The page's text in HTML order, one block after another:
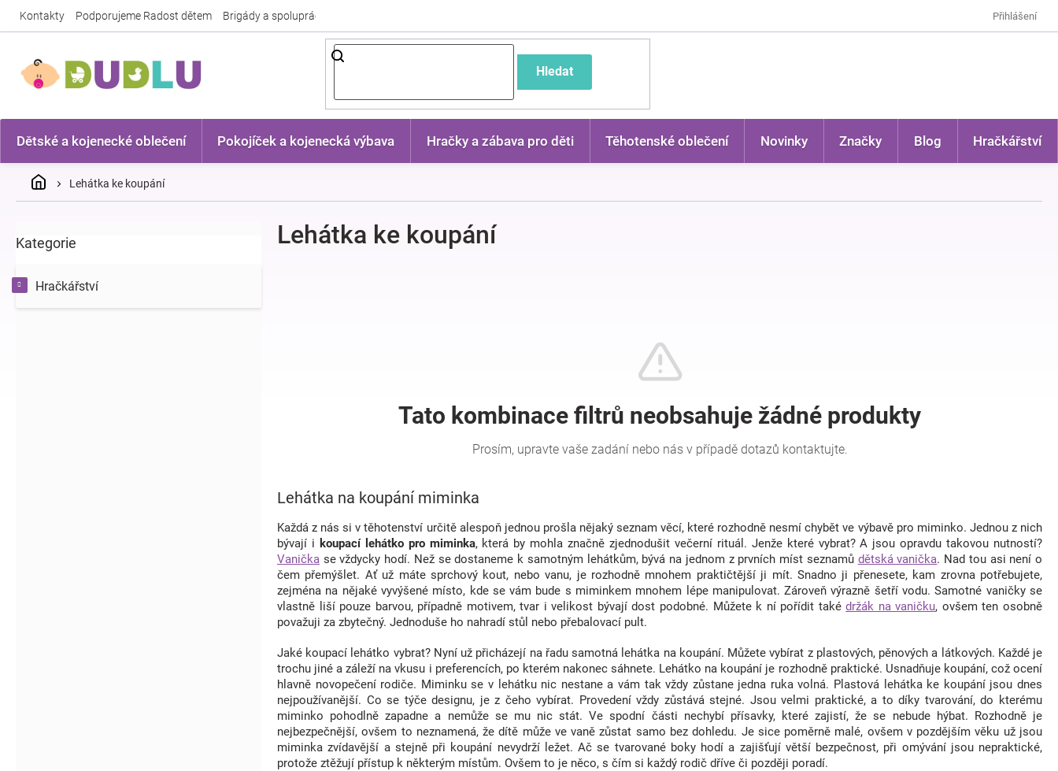
Kontakty Podporujeme Radost dětem Brigády a spolupráce Přihlášení
Hledat
Dětské a kojenecké oblečení Pokojíček a kojenecká výbava Hračky a zábava pro děti Těhotenské oblečení Novinky Značky Blog Hračkářství
DomůLehátka ke koupání
o
t
r
Přeskočit
Kategorie
Hračkářství
Lehátka ke koupání
Lehátka na koupání miminka
Každá z nás si v těhotenství určitě alespoň jednou prošla nějaký seznam věcí, které rozhodně nesmí chybět ve výbavě pro miminko. Jednou z nich
bývají i koupací lehátko pro miminka, která by mohla značně zjednodušit večerní rituál. Jenže které vybrat? A jsou opravdu takovou nutností?
Vanička se vždycky hodí. Než se dostaneme k samotným lehátkům, bývá na jednom z prvních míst seznamů dětská vanička. Nad tou asi není o
čem přemýšlet. Ať už máte sprchový kout, nebo vanu, je rozhodně mnohem praktičtější ji mít. Snadno ji přenesete, kam zrovna potřebujete,
zejména na nějaké vyvýšené místo, kde se vám bude s miminkem mnohem lépe manipulovat. Zároveň výrazně šetří vodu. Samotné vaničky se
vlastně liší pouze barvou, případně motivem, tvar i velikost bývají dost podobné. Můžete k ní pořídit takédržák na vaničku, ovšem ten osobně
považuji za zbytečný. Jednoduše ho nahradí stůl nebo přebalovací pult.
Jaké koupací lehátko vybrat? Nyní už přicházejí na řadu samotná lehátka na koupání. Můžete vybírat z plastových, pěnových a látkových. Každé je
trochu jiné a záleží na vkusu i preferencích, po kterém nakonec sáhnete. Lehátko na koupání je rozhodně praktické. Usnadňuje koupání, což ocení
hlavně novopečení rodiče. Miminku se v lehátku nic nestane a vám tak vždy zůstane jedna ruka volná. Plastová lehátka ke koupání jsou dnes
nejpoužívanější. Co se týče designu, je z čeho vybírat. Provedení vždy zůstává stejné. Jsou velmi praktické, a to díky tvarování, do kterému
miminko pohodlně zapadne a nemůže se mu nic stát. Ve spodní části nechybí přísavky, které zajistí, že se nebude hýbat. Rozhodně je
nejbezpečnější, ovšem to neznamená, že dítě může ve vaně zůstat samo bez dohledu. Je sice poměrně malé, ovšem v pozdějším věku už jsou
miminka zvídavější a stejně při koupání nevydrží ležet. Ač se tvarované boky hodí a zajišťují větší bezpečnost, při omývání jsou nepraktické,
protože ztěžují přístup k některým místům. Ovšem to je něco, s čím si každý rodič dříve či později poradí.